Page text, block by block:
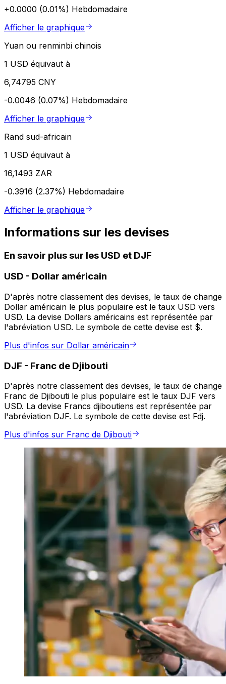
+0.0000 (0.01%) Hebdomadaire
Afficher le graphique
Yuan ou renminbi chinois
1 USD équivaut à
6,74795 CNY
-0.0046 (0.07%) Hebdomadaire
Afficher le graphique
Rand sud-africain
1 USD équivaut à
16,1493 ZAR
-0.3916 (2.37%) Hebdomadaire
Afficher le graphique
Informations sur les devises
En savoir plus sur les USD et DJF
USD - Dollar américain
D'après notre classement des devises, le taux de change
Dollar américain le plus populaire est le taux USD vers
USD. La devise Dollars américains est représentée par
l'abréviation USD. Le symbole de cette devise est $.
Plus d'infos sur Dollar américain
DJF - Franc de Djibouti
D'après notre classement des devises, le taux de change
Franc de Djibouti le plus populaire est le taux DJF vers
USD. La devise Francs djiboutiens est représentée par
l'abréviation DJF. Le symbole de cette devise est Fdj.
Plus d'infos sur Franc de Djibouti